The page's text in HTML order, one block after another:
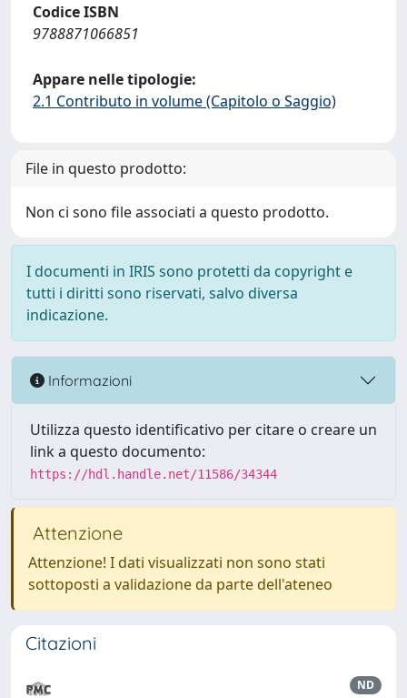
Codice ISBN
9788871066851
Appare nelle tipologie:
2.1 Contributo in volume (Capitolo o Saggio)
File in questo prodotto:
Non ci sono file associati a questo prodotto.
I documenti in IRIS sono protetti da copyright e
tutti i diritti sono riservati, salvo diversa
indicazione.
Informazioni
Utilizza questo identificativo per citare o creare un
link a questo documento:
https://hdl.handle.net/11586/34344
Attenzione
Attenzione! I dati visualizzati non sono stati
sottoposti a validazione da parte dell'ateneo
Citazioni
ND